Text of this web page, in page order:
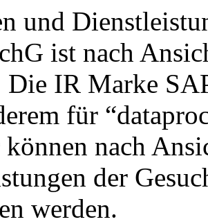
und
ist nach
Die IR Marke
für
nach
der
werden.